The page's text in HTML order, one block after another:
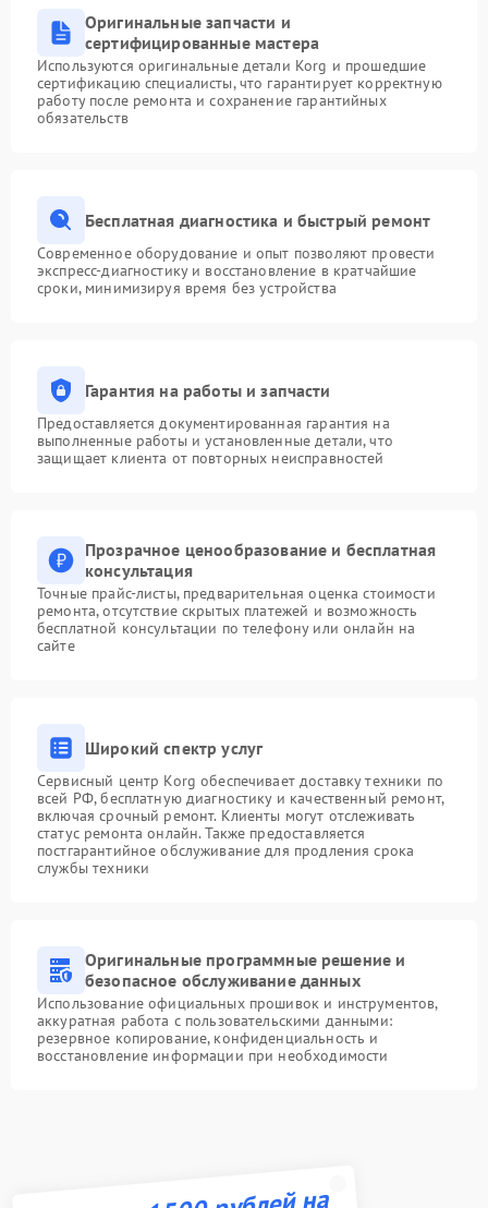
Оригинальные запчасти и
сертифицированные мастера
Используются оригинальные детали Korg и прошедшие
сертификацию специалисты, что гарантирует корректную
работу после ремонта и сохранение гарантийных
обязательств
Бесплатная диагностика и быстрый ремонт
Современное оборудование и опыт позволяют провести
экспресс-диагностику и восстановление в кратчайшие
сроки, минимизируя время без устройства
Гарантия на работы и запчасти
Предоставляется документированная гарантия на
выполненные работы и установленные детали, что
защищает клиента от повторных неисправностей
Прозрачное ценообразование и бесплатная
консультация
Точные прайс-листы, предварительная оценка стоимости
ремонта, отсутствие скрытых платежей и возможность
бесплатной консультации по телефону или онлайн на
сайте
Широкий спектр услуг
Сервисный центр Korg обеспечивает доставку техники по
всей РФ, бесплатную диагностику и качественный ремонт,
включая срочный ремонт. Клиенты могут отслеживать
статус ремонта онлайн. Также предоставляется
постгарантийное обслуживание для продления срока
службы техники
Оригинальные программные решение и
безопасное обслуживание данных
Использование официальных прошивок и инструментов,
аккуратная работа с пользовательскими данными:
резервное копирование, конфиденциальность и
восстановление информации при необходимости